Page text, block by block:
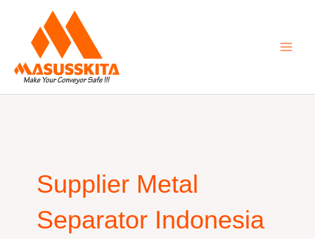
content
Supplier Metal
Separator Indonesia